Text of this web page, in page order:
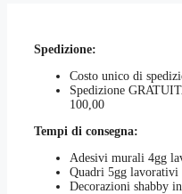
Spedizione:
Costo unico di
Spedizione
100,00
Tempi di consegna:
Adesivi murali 4gg
Quadri 5gg lavorativi
Decorazioni shabby